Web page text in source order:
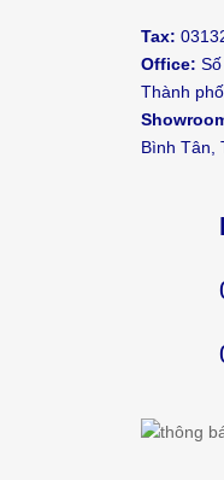
Tax:
Office:
Thành
Bình Tân,